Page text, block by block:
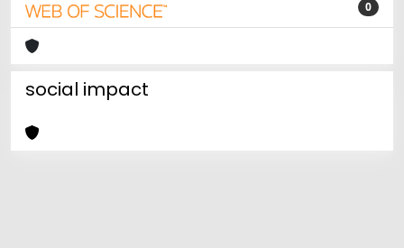
0
social impact